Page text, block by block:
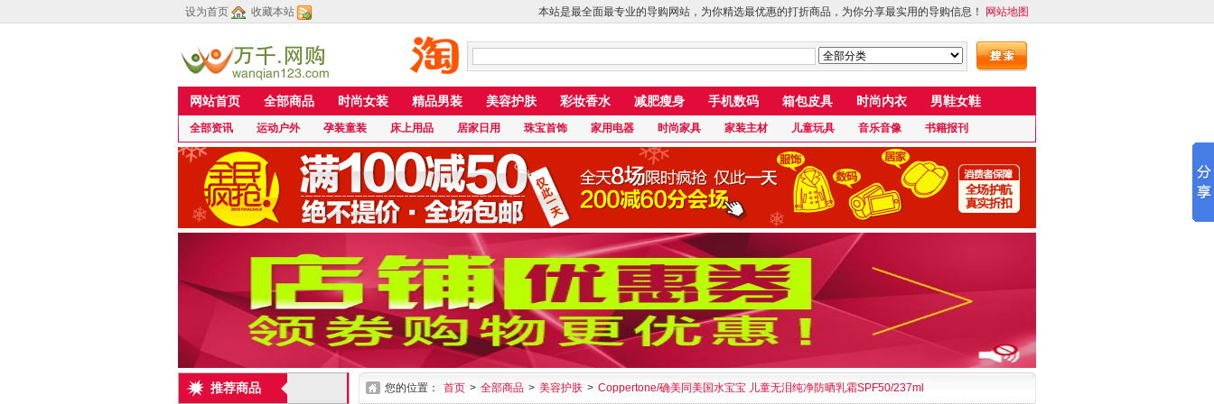
设为首页 收藏本站 本站是最全面最专业的导购网站，为你精选最优惠的打折商品，为你分享最实用的导购信息！ 网站地图
网站首页 全部商品 时尚女装 精品男装 美容护肤 彩妆香水 减肥瘦身 手机数码 箱包皮具 时尚内衣 男鞋女鞋
全部资讯 运动户外 孕装童装 床上用品 居家日用 珠宝首饰 家用电器 时尚家具 家装主材 儿童玩具 音乐音像 书籍报刊
推荐商品 您的位置： 首页 > 全部商品 > 美容护肤 > Coppertone/确美同美国水宝宝 儿童无泪纯净防晒乳霜SPF50/237ml